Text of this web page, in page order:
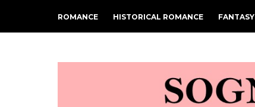
ROMANCE HISTORICAL ROMANCE FANTASY